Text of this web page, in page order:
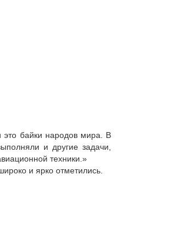
это байки народов мира. В
и другие задачи,
техники.»
и ярко отметились.